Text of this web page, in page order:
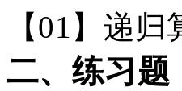
【01】 递归
二、练习题